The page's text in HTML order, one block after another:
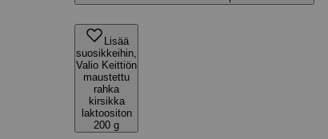
Lisää
suosikkeihin,
Valio Keittiön
maustettu
rahka
kirsikka
laktoositon
200 g